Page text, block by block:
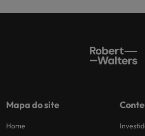
Mapa do site
Home